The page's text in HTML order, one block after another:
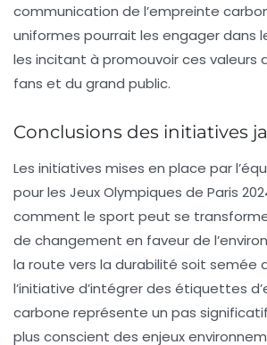
communication de l’empreinte
uniformes pourrait les engager dans
les incitant à promouvoir ces valeurs
fans et du grand public.
Conclusions des initiatives
Les initiatives mises en place par
pour les Jeux Olympiques de Paris
comment le sport peut se
de changement en faveur de
la route vers la durabilité soit semée
l’initiative d’intégrer des étiquettes
carbone représente un pas
plus conscient des enjeux